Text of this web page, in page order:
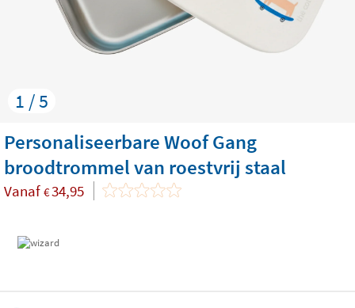
1 / 5
Personaliseerbare Woof Gang
broodtrommel van roestvrij staal
Vanaf €34,95